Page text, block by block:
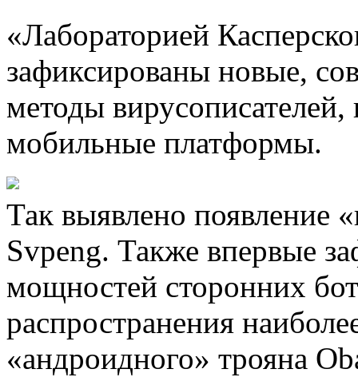
«Лабораторией
зафиксированы новые,
методы
мобильные платформы.
Так выявлено появление
Svpeng. Также впервые
мощностей сторонних
распространения
«андроидного» трояна